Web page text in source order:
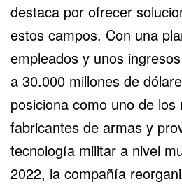
destaca por ofrecer
estos campos. Con una
empleados y unos
a 30.000 millones de
posiciona como uno de los
fabricantes de armas y
tecnología militar a nivel
2022, la compañía